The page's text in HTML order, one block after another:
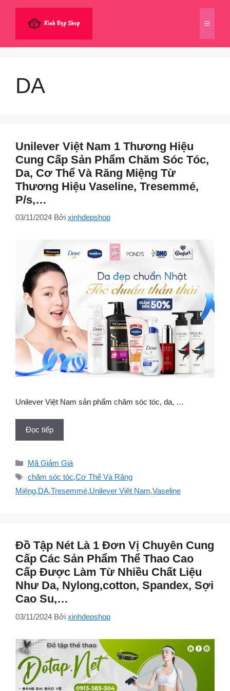
dung
Menu
DA
Unilever Việt Nam 1 Thương Hiệu
Cung Cấp Sản Phẩm Chăm Sóc Tóc,
Da, Cơ Thể Và Răng Miệng Từ
Thương Hiệu Vaseline, Tresemmé,
P/s,…
03/11/2024 Bởi xinhdepshop
Unilever Việt Nam sản phẩm chăm sóc tóc, da, …
Đọc tiếp
Danh
mục
Mã Giảm Giá
Thẻ
chăm sóc tóc,Cơ Thể Và Răng
Miệng,DA,Tresemmé,Unilever Việt Nam,Vaseline
Đồ Tập Nét Là 1 Đơn Vị Chuyên Cung
Cấp Các Sản Phẩm Thể Thao Cao
Cấp Được Làm Từ Nhiều Chất Liệu
Như Da, Nylong,cotton, Spandex, Sợi
Cao Su,…
03/11/2024 Bởi xinhdepshop